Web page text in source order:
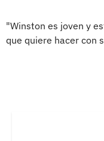
"Winston es joven y
que quiere hacer con